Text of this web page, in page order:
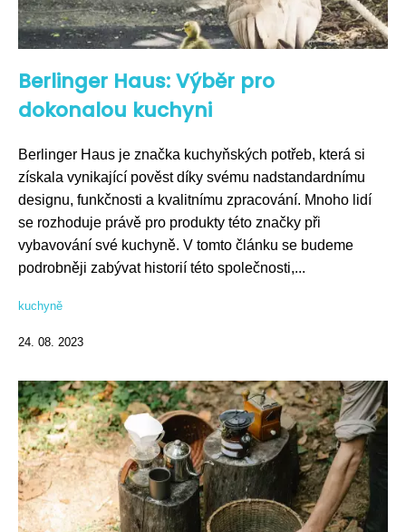
Berlinger Haus: Výběr pro
dokonalou kuchyni
Berlinger Haus je značka kuchyňských potřeb, která si
získala vynikající pověst díky svému nadstandardnímu
designu, funkčnosti a kvalitnímu zpracování. Mnoho lidí
se rozhoduje právě pro produkty této značky při
vybavování své kuchyně. V tomto článku se budeme
podrobněji zabývat historií této společnosti,...
kuchyně
24. 08. 2023